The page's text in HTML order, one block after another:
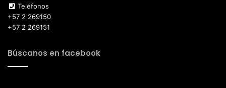
Teléfonos
+57 2 269150
+57 2 269151
Búscanos en facebook